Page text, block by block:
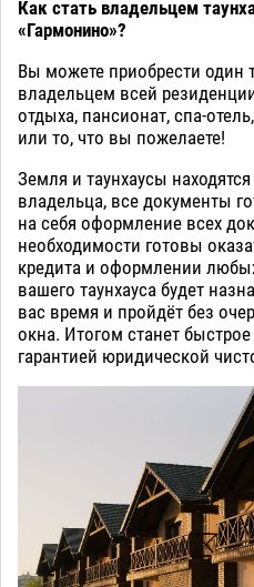
Как стать владельцем
«Гармонино»?
Вы можете приобрести один
владельцем всей
отдыха, пансионат, спа-
или то, что вы пожелаете!
Земля и таунхаусы
владельца, все документы
на себя оформление всех
необходимости готовы
кредита и оформлении
вашего таунхауса будет
вас время и пройдёт без
окна. Итогом станет
гарантией юридической